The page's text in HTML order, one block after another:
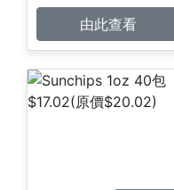
由此查看